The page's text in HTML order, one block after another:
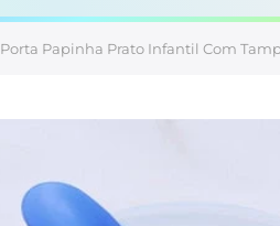
Porta Papinha Prato Infantil Com